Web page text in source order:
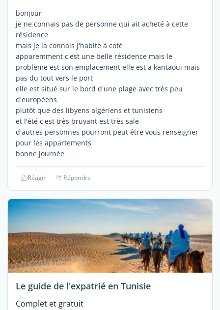
bonjour
je ne connais pas de personne qui ait acheté à cette
résidence
mais je la connais j'habite à coté
apparemment c'est une belle résidence mais le
problème est son emplacement elle est a kantaoui mais
pas du tout vers le port
elle est situé sur le bord d'une plage avec très peu
d'européens
plutôt que des libyens algériens et tunisiens
et l'été c'est très bruyant est très sale
d'autres personnes pourront peut être vous renseigner
pour les appartements
bonne journée
Réagir Répondre
Le guide de l'expatrié en Tunisie
Complet et gratuit